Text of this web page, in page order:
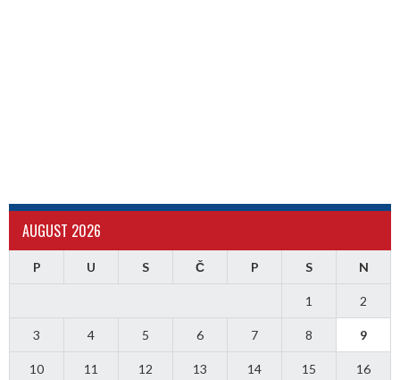
AUGUST 2026
P U S Č P S N
1 2
3 4 5 6 7 8 9
10 11 12 13 14 15 16